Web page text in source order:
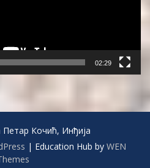
02:29
Кочић, Инђија
| Education Hub by WEN